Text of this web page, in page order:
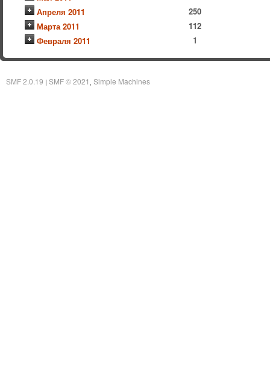
Апреля 2011
250
Марта 2011
112
Февраля 2011
1
SMF 2.0.19 | SMF © 2021 Simple Machines